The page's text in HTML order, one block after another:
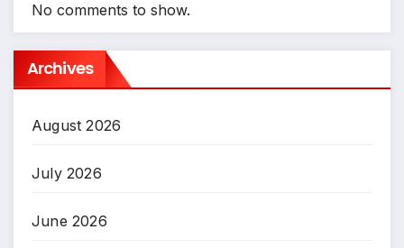
No comments to show.
Archives
August 2026
July 2026
June 2026